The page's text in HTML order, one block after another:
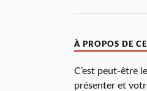
À PROPOS DE
C’est peut-être
présenter et